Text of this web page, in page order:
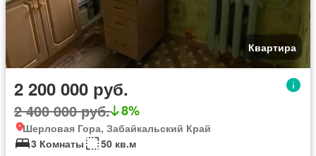
Квартира
2 200 000 руб.
2 400 000 руб. 8%
Шерловая Гора, Забайкальский Край
3 Комнаты
50 кв.м